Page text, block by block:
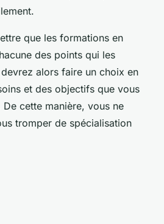
que les formations en
des points qui les
alors faire un choix en
et des objectifs que vous
cette manière, vous ne
tromper de spécialisation